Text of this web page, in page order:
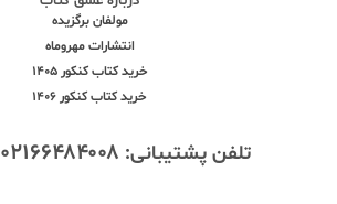
مولفان برگزیده
انتشارات مهروماه
خرید کتاب کنکور 1405
خرید کتاب کنکور 1406
تلفن پشتیبانی: ۰۲۱۶۶۴۸۴۰۰۸